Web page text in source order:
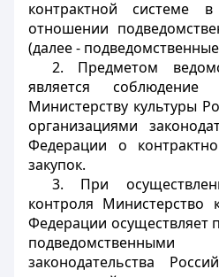
контрактной системе
отношении
(далее -
2. Предметом
является соблюдение
Министерству культуры
организациями
Федерации о
закупок.
3. При
контроля Министерство
Федерации осуществляет
законодательства